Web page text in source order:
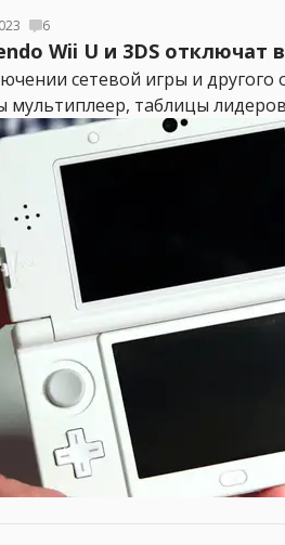
6
Wii U и 3DS отключат
сетевой игры и другого
мультиплеер, таблицы